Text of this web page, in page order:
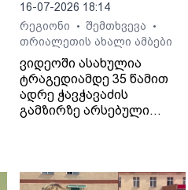
16-07-2026 18:14
რეგიონი
• შემთხვევა •
თრიალეთის ახალი ამბები
ვიდეოში ასახულია
ტრაგედიამდე 35 წამით
ადრე ჭავჭავაძის
გამზირზე არსებული